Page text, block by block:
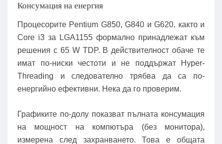
Консумация на енергия
Процесорите Pentium G850, G840 и G620, както и
Core i3 за LGA1155 формално принадлежат към
решения с 65 W TDP. В действителност обаче те
имат по-ниски честоти и не поддържат Hyper-
Threading и следователно трябва да са по-
енергийно ефективни. Нека да го проверим.
Графиките по-долу показват пълната консумация
на мощност на компютъра (без монитора),
измерена след захранването. Това е общата